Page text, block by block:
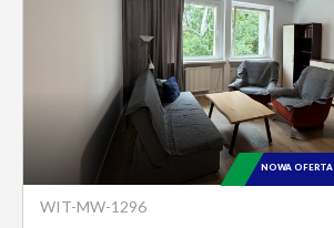
WIT-MW-1296
NOWA OFERTA